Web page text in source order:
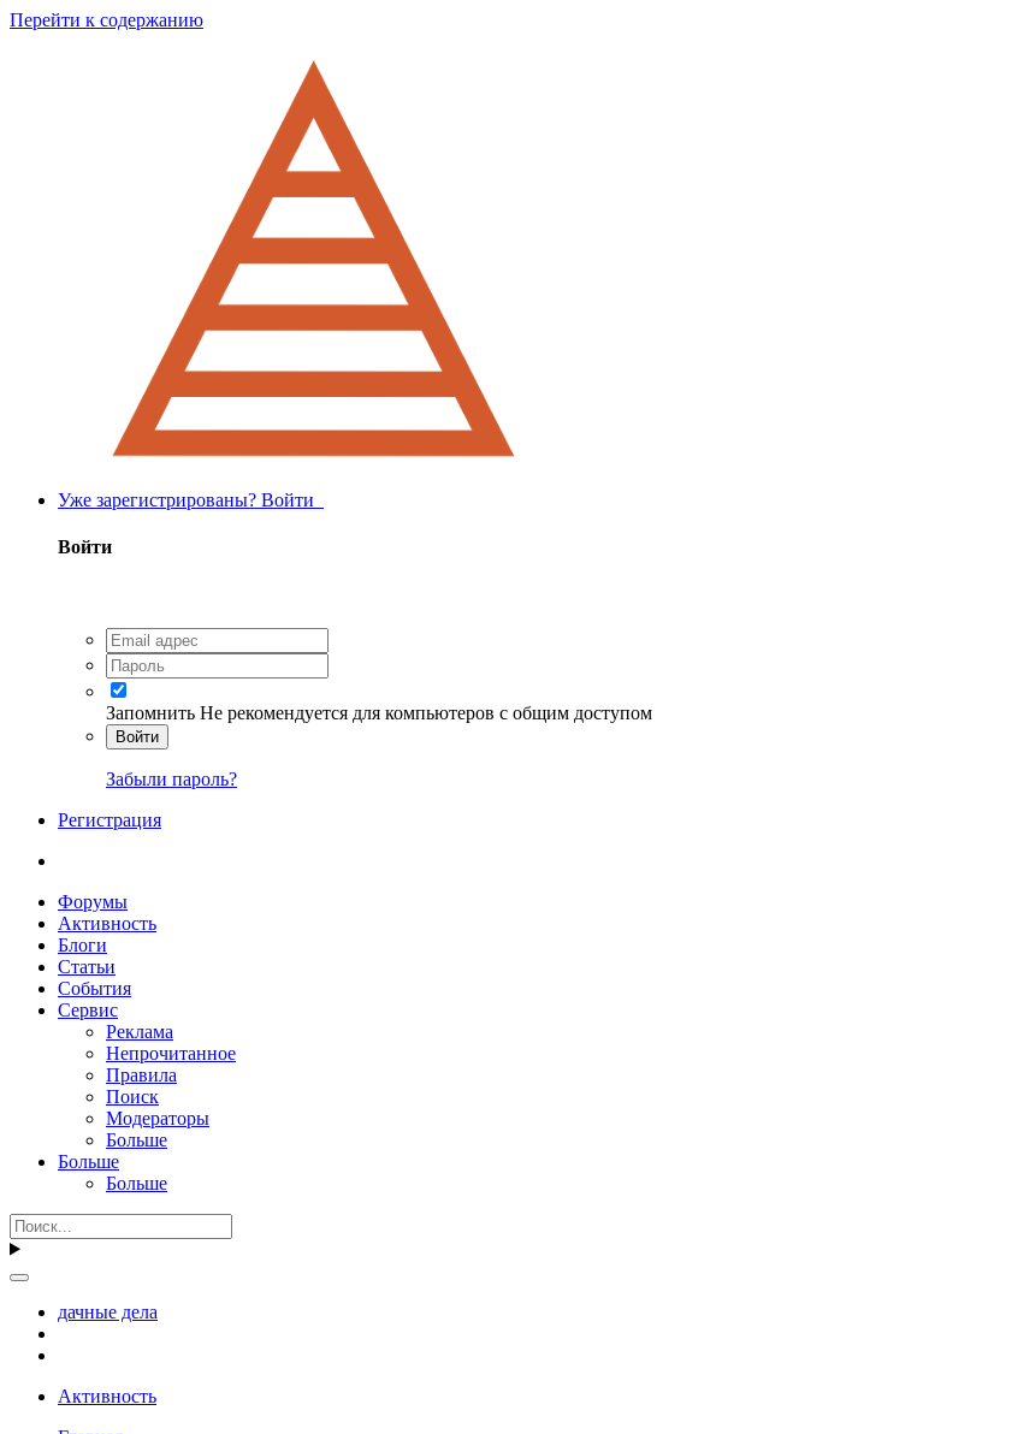
Перейти к содержанию
Уже зарегистрированы? Войти
Войти
Запомнить Не рекомендуется для компьютеров с общим доступом
Войти
Забыли пароль?
Регистрация
Форумы
Активность
Блоги
Статьи
События
Сервис
Реклама
Непрочитанное
Правила
Поиск
Модераторы
Больше
Больше
Больше
дачные дела
Активность